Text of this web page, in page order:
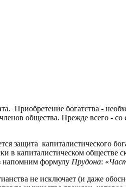
Приобретение богатства -
общества. Прежде всего -
защита капиталистического
обществе
напомним формулу Прудона: «
не исключает (и даже